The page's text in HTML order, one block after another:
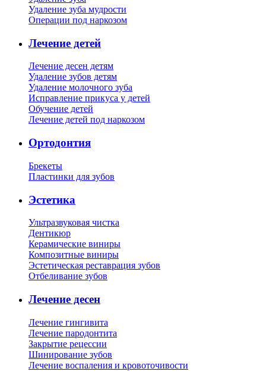
Удаление зуба мудрости
Операции под наркозом
Лечение детей
Лечение десен детям
Удаление зубов детям
Удаление молочного зуба
Исправление прикуса у детей
Обучение детей
Лечение детей под наркозом
Ортодонтия
Брекеты
Пластинки для зубов
Эстетика
Ультразвуковая чистка
Дентикюр
Керамические виниры
Композитные виниры
Эстетическая реставрация зубов
Отбеливание зубов
Лечение десен
Лечение гингивита
Лечение пародонтита
Закрытие рецессии
Шинирование зубов
Лечение воспаления и кровоточивости